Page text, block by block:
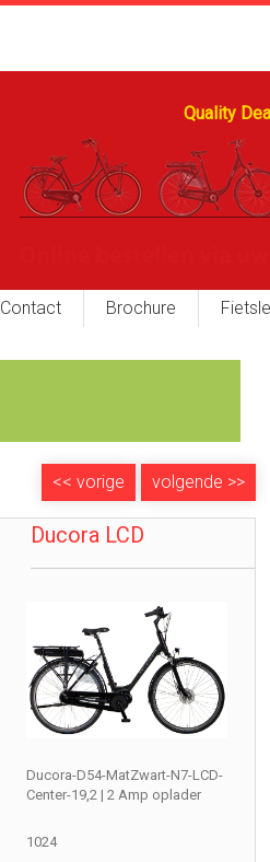
Quality
Contact Brochure
volgende >>
<<vorige
Ducora LCD
Ducora-D54-MatZwart-N7-LCD-
Center-19,2 | 2 Amp oplader
1024